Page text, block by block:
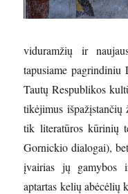
viduramžių ir
tapusiame
Tautų Respublikos
tikėjimus
tik literatūros kūrinių
Gornickio dialogai),
įvairias jų gamybos
aptartas kelių abėcėlių